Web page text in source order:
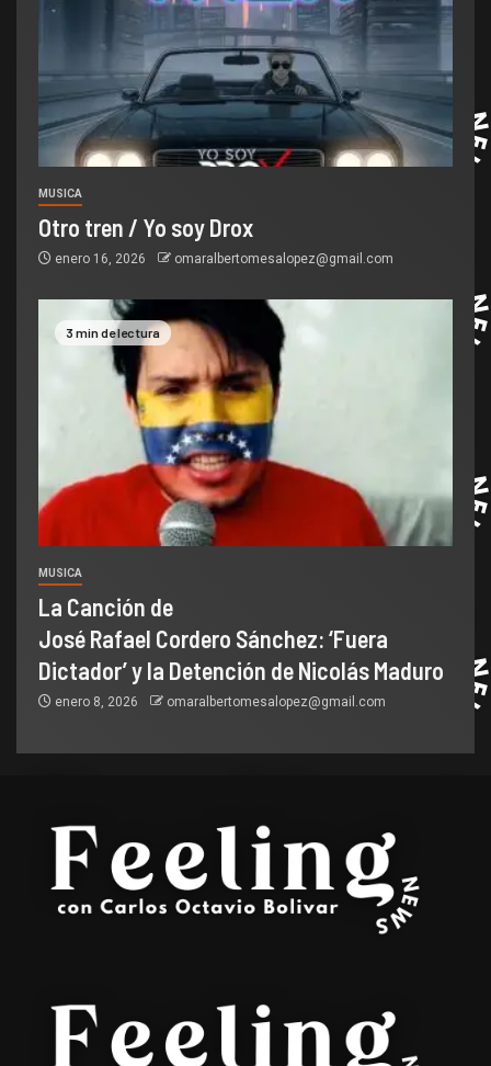
MUSICA
Otro tren / Yo soy Drox
enero 16, 2026 omaralbertomesalopez@gmail.com
3 min de lectura
MUSICA
La Canción de
José Rafael Cordero Sánchez: ‘Fuera
Dictador’ y la Detención de Nicolás Maduro
enero 8, 2026 omaralbertomesalopez@gmail.com